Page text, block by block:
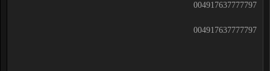
004917637777797
004917637777797